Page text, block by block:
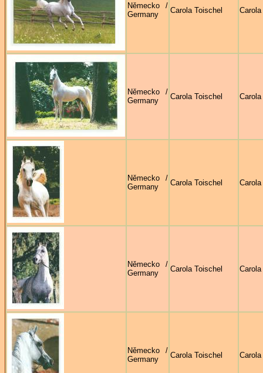
Německo /
Germany
Carola Toischel
Německo /
Germany
Carola Toischel
Německo /
Germany
Carola Toischel
Německo /
Germany
Carola Toischel
Německo /
Germany
Carola Toischel